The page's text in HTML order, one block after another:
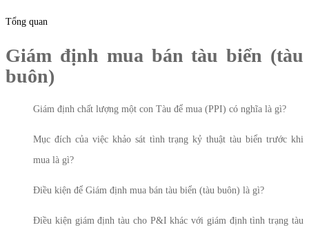
Tổng quan
Giám định mua bán tàu biển (tàu
buôn)
Giám định chất lượng một con Tàu để mua (PPI) có nghĩa là gì?
Mục đích của việc khảo sát tình trạng kỷ thuật tàu biển trước khi
mua là gì?
Điều kiện để Giám định mua bán tàu biển (tàu buôn) là gì?
Điều kiện giám định tàu cho P&I khác với giám định tình trạng tàu